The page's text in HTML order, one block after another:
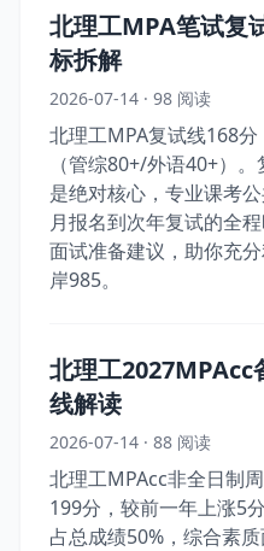
北理工MPA笔试复
标拆解
2026-07-14 · 98 阅读
北理工MPA复试线168
（管综80+/外语40+）
是绝对核心，专业课考
月报名到次年复试的全
面试准备建议，助你充
岸985。
北理工2027MPAcc
线解读
2026-07-14 · 88 阅读
北理工MPAcc非全日制
199分，较前一年上涨5
占总成绩50%，综合素